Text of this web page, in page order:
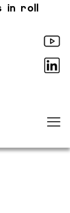
in roll